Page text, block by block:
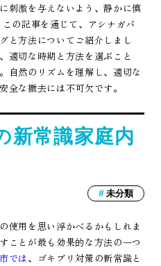
刺激を与えないよう、静かに慎
の記事を通じて、アシナガバ
と方法についてご紹介しまし
適切な時期と方法を選ぶこと
自然のリズムを理解し、適切な
全な撤去には不可欠です。
新常識家庭内
未分類
使用を思い浮かべるかもしれま
ことが最も効果的な方法の一つ
では、ゴキブリ対策の新常識と